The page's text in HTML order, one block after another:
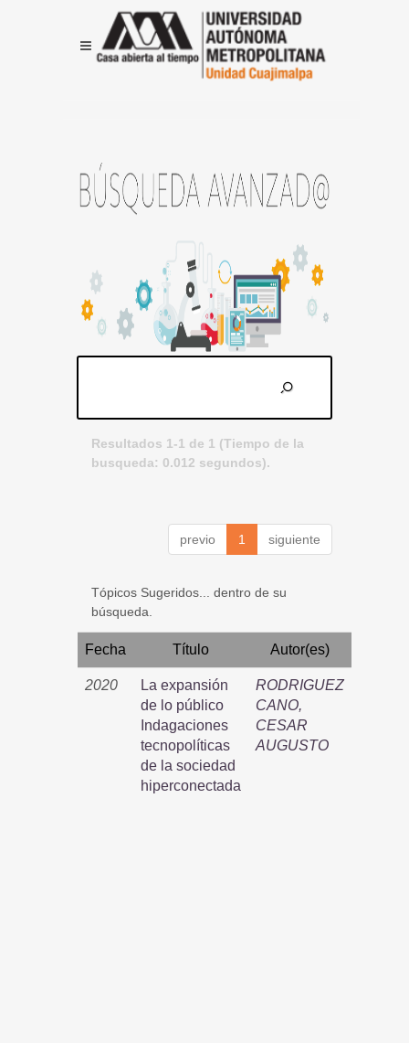
Resultados 1-1 de 1 (Tiempo de la
busqueda: 0.012 segundos).
previo 1 siguiente
Tópicos Sugeridos... dentro de su
búsqueda.
Fecha Título Autor(es)
2020
La expansión
de lo público
Indagaciones
tecnopolíticas
de la sociedad
hiperconectada
RODRIGUEZ
CANO,
CESAR
AUGUSTO